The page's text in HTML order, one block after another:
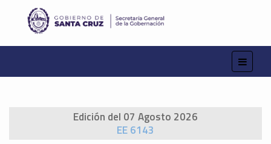
Edición del 07 Agosto 2026
EE 6143